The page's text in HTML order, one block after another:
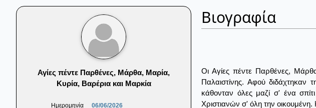
Αγίες πέντε Παρθένες, Μάρθα, Μαρία,
Κυρία, Βαρέρια και Μαρκία
Ημερομηνία
06/06/2026
Βιογραφία
Οι Αγίες πέντε Παρθένες,
Παλαιστίνης. Αφού διδάχτηκαν
κάθονταν όλες μαζί σ' ένα
Χριστιανών σ' όλη την